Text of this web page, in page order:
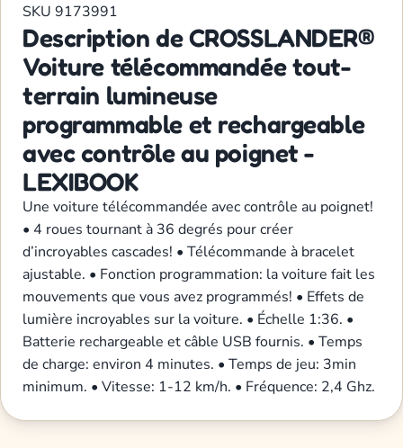
SKU 9173991
Description de CROSSLANDER®
Voiture télécommandée tout-
terrain lumineuse
programmable et rechargeable
avec contrôle au poignet -
LEXIBOOK
Une voiture télécommandée avec contrôle au poignet!
• 4 roues tournant à 36 degrés pour créer
d’incroyables cascades! • Télécommande à bracelet
ajustable. • Fonction programmation: la voiture fait les
mouvements que vous avez programmés! • Effets de
lumière incroyables sur la voiture. • Échelle 1:36. •
Batterie rechargeable et câble USB fournis. • Temps
de charge: environ 4 minutes. • Temps de jeu: 3min
minimum. • Vitesse: 1-12 km/h. • Fréquence: 2,4 Ghz.